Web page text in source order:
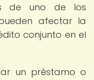
de uno de los
afectar la
conjunto en el
un préstamo o